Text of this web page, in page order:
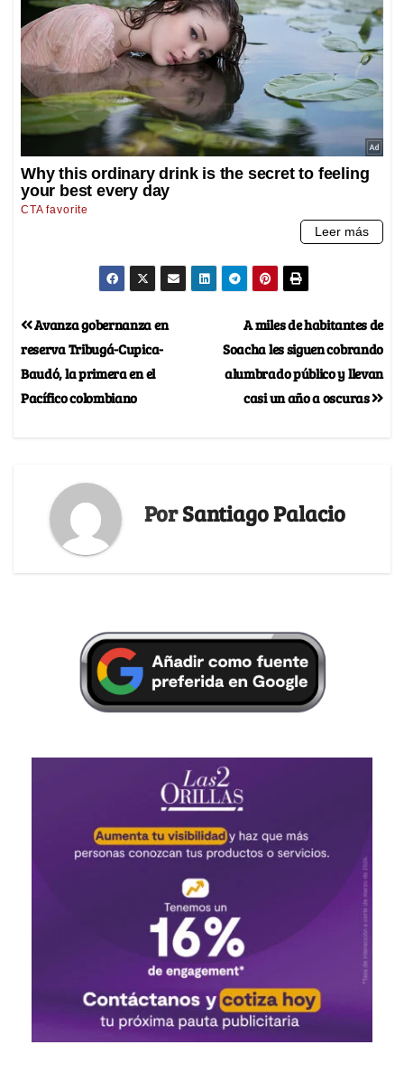
A miles de habitantes de
Soacha les siguen cobrando
alumbrado público y llevan
casi un año a oscuras
Avanza gobernanza en
reserva Tribugá-Cupica-
Baudó, la primera en el
Pacífico colombiano
PorSantiago Palacio